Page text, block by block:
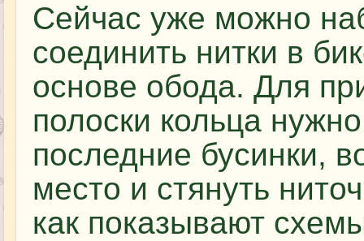
Сейчас уже можно
соединить нитки в
основе обода. Для
полоски кольца
последние бусинки,
место и стянуть
как показывают